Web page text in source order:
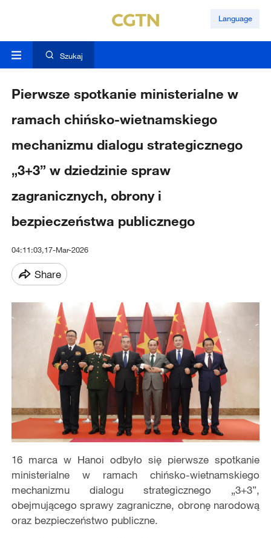
Language
Szukaj
Pierwsze spotkanie ministerialne w
ramach chińsko-wietnamskiego
mechanizmu dialogu strategicznego
„3+3” w dziedzinie spraw
zagranicznych, obrony i
bezpieczeństwa publicznego
04:11:03,17-Mar-2026
Share
16 marca w Hanoi odbyło się pierwsze spotkanie
ministerialne w ramach chińsko-wietnamskiego
mechanizmu dialogu strategicznego „3+3”,
obejmującego sprawy zagraniczne, obronę narodową
oraz bezpieczeństwo publiczne.